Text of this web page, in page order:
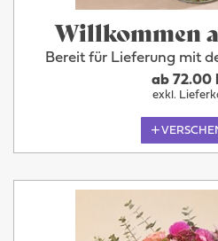
Willkommen
Bereit für Lieferung mit
ab 72.00
exkl.